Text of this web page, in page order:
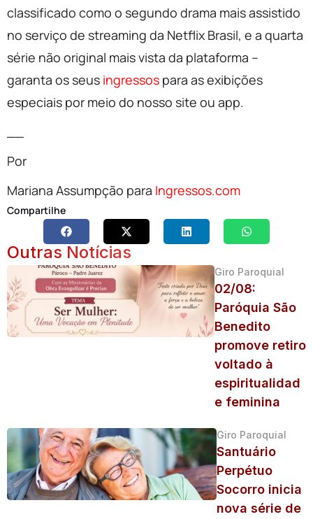
classificado como o segundo drama mais assistido
no serviço de streaming da Netflix Brasil, e a quarta
série não original mais vista da plataforma –
garanta os seus ingressos para as exibições
especiais por meio do nosso site ou app.
Por
Mariana Assumpção para Ingressos.com
Compartilhe
Outras Notícias
Giro Paroquial
02/08:
Paróquia São
Benedito
promove retiro
voltado à
espiritualidad
e feminina
Giro Paroquial
Santuário
Perpétuo
Socorro inicia
nova série de